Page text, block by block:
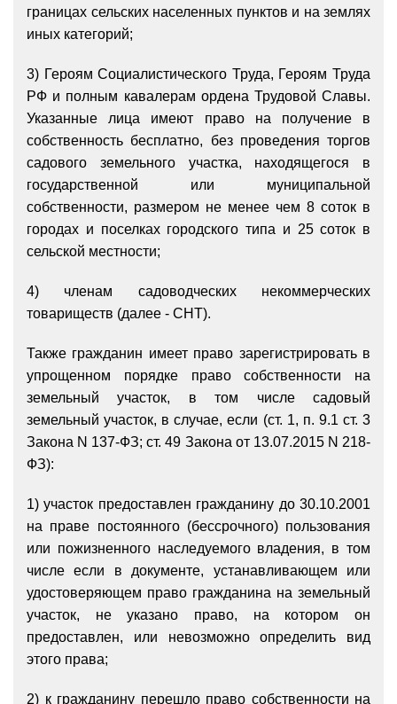
границах сельских населенных пунктов и на землях
иных категорий;
3) Героям Социалистического Труда, Героям Труда
РФ и полным кавалерам ордена Трудовой Славы.
Указанные лица имеют право на получение в
собственность бесплатно, без проведения торгов
садового земельного участка, находящегося в
государственной или муниципальной
собственности, размером не менее чем 8 соток в
городах и поселках городского типа и 25 соток в
сельской местности;
4) членам садоводческих некоммерческих
товариществ (далее - СНТ).
Также гражданин имеет право зарегистрировать в
упрощенном порядке право собственности на
земельный участок, в том числе садовый
земельный участок, в случае, если (ст. 1, п. 9.1 ст. 3
Закона N 137-ФЗ; ст. 49 Закона от 13.07.2015 N 218-
ФЗ):
1) участок предоставлен гражданину до 30.10.2001
на праве постоянного (бессрочного) пользования
или пожизненного наследуемого владения, в том
числе если в документе, устанавливающем или
удостоверяющем право гражданина на земельный
участок, не указано право, на котором он
предоставлен, или невозможно определить вид
этого права;
2) к гражданину перешло право собственности на